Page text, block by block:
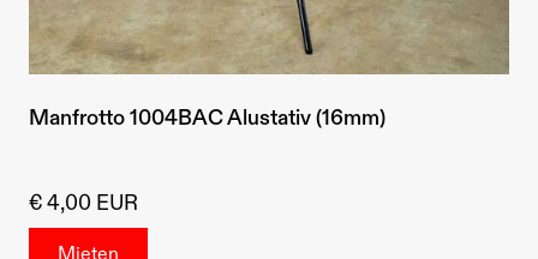
Manfrotto 1004BAC Alustativ (16mm)
€ 4,00 EUR